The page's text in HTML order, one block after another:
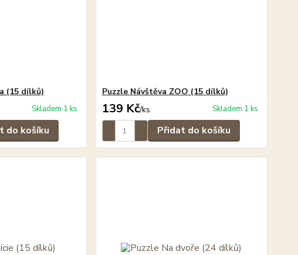
(15 dílků)
Skladem 1 ks
do košíku
Puzzle Návštěva ZOO (15 dílků)
139 Kč/ks Skladem 1 ks
Přidat do košíku